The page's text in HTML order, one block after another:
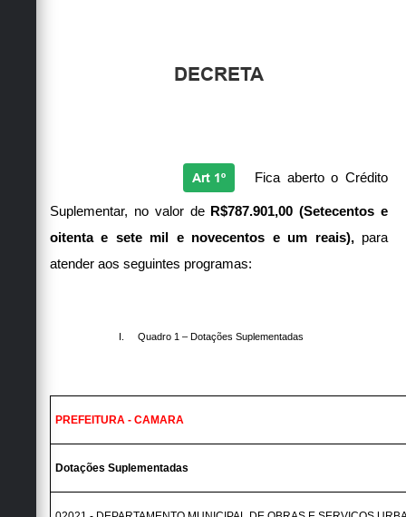
DECRETA
Art 1º Fica aberto o Crédito
Suplementar, no valor de R$787.901,00 (Setecentos e
oitenta e sete mil e novecentos e um reais),para
atender aos seguintes programas:
I. Quadro 1 – Dotações Suplementadas
PREFEITURA - CAMARA
Dotações Suplementadas